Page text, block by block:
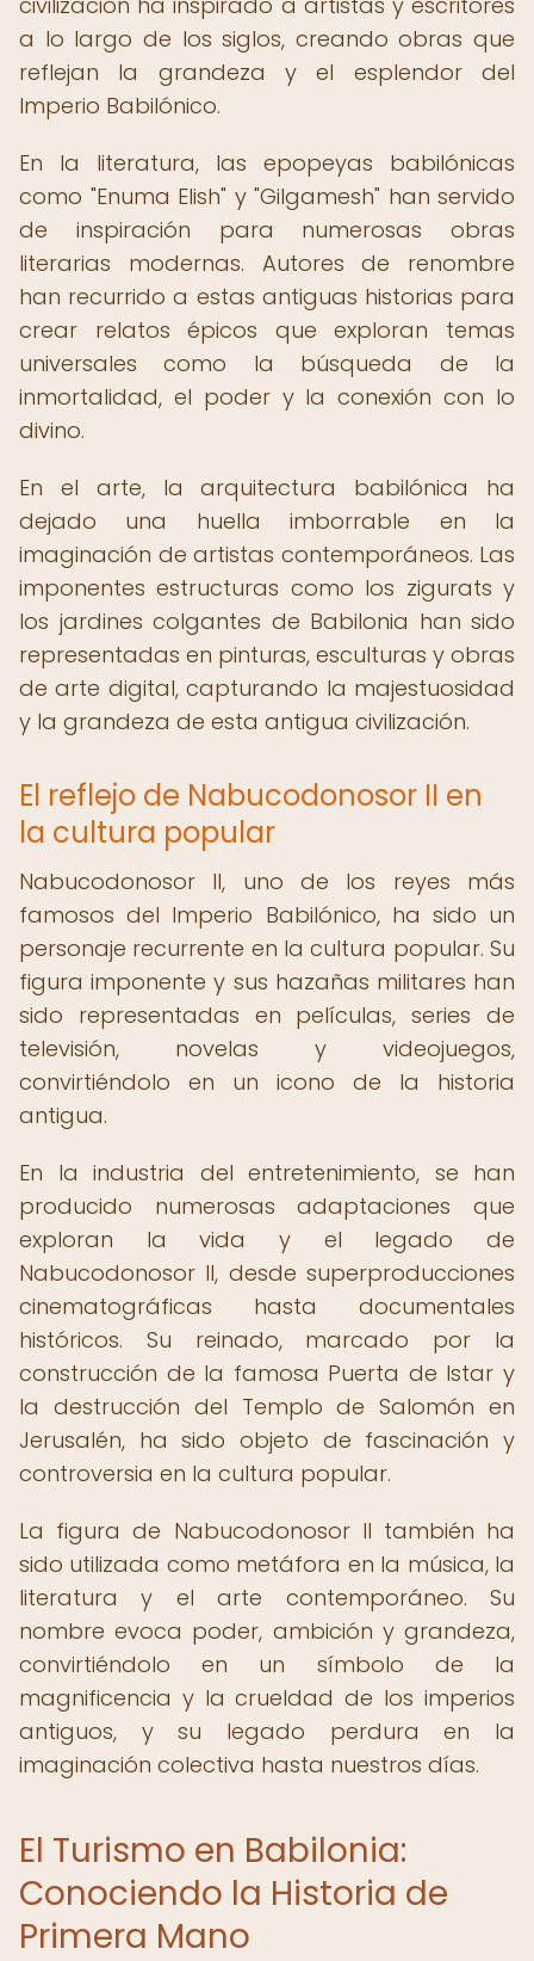
a lo largo de los siglos, creando obras que
reflejan la grandeza y el esplendor del
Imperio Babilónico.
En la literatura, las epopeyas babilónicas
como "Enuma Elish" y "Gilgamesh" han servido
de inspiración para numerosas obras
literarias modernas. Autores de renombre
han recurrido a estas antiguas historias para
crear relatos épicos que exploran temas
universales como la búsqueda de la
inmortalidad, el poder y la conexión con lo
divino.
En el arte, la arquitectura babilónica ha
dejado una huella imborrable en la
imaginación de artistas contemporáneos. Las
imponentes estructuras como los zigurats y
los jardines colgantes de Babilonia han sido
representadas en pinturas, esculturas y obras
de arte digital, capturando la majestuosidad
y la grandeza de esta antigua civilización.
El reflejo de Nabucodonosor II en
la cultura popular
Nabucodonosor II, uno de los reyes más
famosos del Imperio Babilónico, ha sido un
personaje recurrente en la cultura popular. Su
figura imponente y sus hazañas militares han
sido representadas en películas, series de
televisión, novelas y videojuegos,
convirtiéndolo en un icono de la historia
antigua.
En la industria del entretenimiento, se han
producido numerosas adaptaciones que
exploran la vida y el legado de
Nabucodonosor II, desde superproducciones
cinematográficas hasta documentales
históricos. Su reinado, marcado por la
construcción de la famosa Puerta de Istar y
la destrucción del Templo de Salomón en
Jerusalén, ha sido objeto de fascinación y
controversia en la cultura popular.
La figura de Nabucodonosor II también ha
sido utilizada como metáfora en la música, la
literatura y el arte contemporáneo. Su
nombre evoca poder, ambición y grandeza,
convirtiéndolo en un símbolo de la
magnificencia y la crueldad de los imperios
antiguos, y su legado perdura en la
imaginación colectiva hasta nuestros días.
El Turismo en Babilonia:
Conociendo la Historia de
Primera Mano